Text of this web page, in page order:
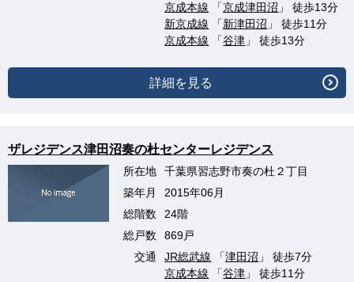
京成本線 「京成津田沼 」 徒歩13分
新京成線 「新津田沼 」 徒歩11分
京成本線 「谷津 」 徒歩13分
詳細を見る
ザレジデンス津田沼奏の杜センターレジデンス
所在地
千葉県習志野市奏の杜２丁目
築年月
2015年06月
総階数
24階
総戸数
869戸
交通
JR総武線 「津田沼 」 徒歩7分
京成本線 「谷津 」 徒歩11分